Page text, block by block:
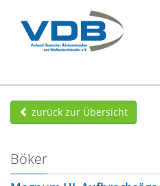
zurück zur Übersicht
Böker